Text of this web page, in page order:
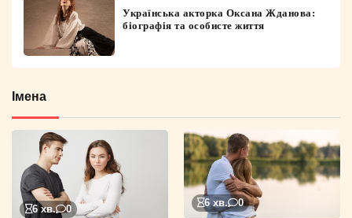
Українська акторка Оксана Жданова:
біографія та особисте життя
Імена
6 хв. 0
6 хв. 0